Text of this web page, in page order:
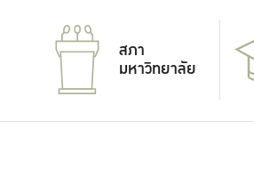
สภา
มหาวิทยาลัย